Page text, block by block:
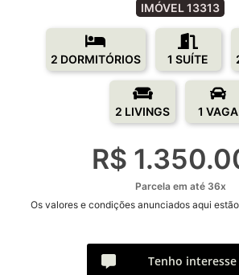
IMÓVEL 13313
2 DORMITÓRIOS 1 SUÍTE
2 LIVINGS 1 VAGA
R$
Parcela em até 36x
Os valores e condições anunciados aqui
Tenho interesse